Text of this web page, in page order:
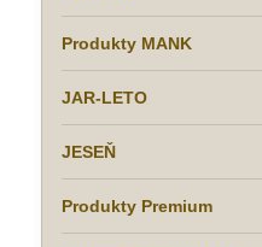
Produkty MANK
JAR-LETO
JESEŇ
Produkty Premium